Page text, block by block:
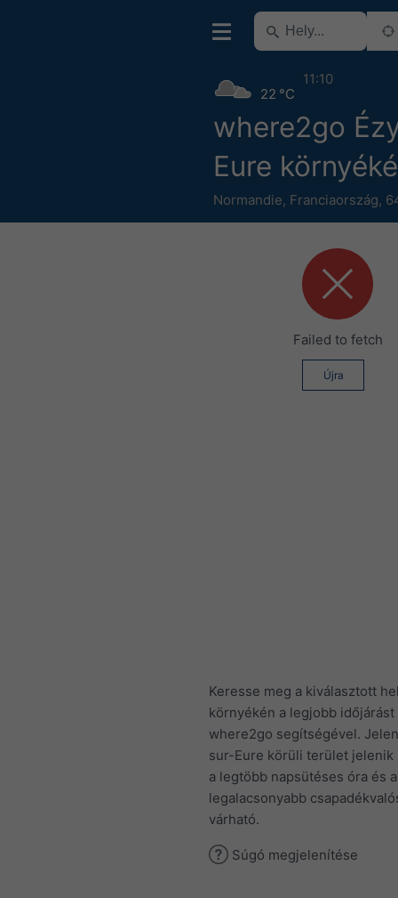
where2go
Eure
Normandie, Franciaország,
22 °C
11:10
Failed to fetch
Újra
Keresse meg a kiválasztott
környékén a legjobb időjárást
where2go segítségével.
sur-Eure körüli terület jelenik
a legtöbb napsütéses óra és a
legalacsonyabb
várható.
Súgó megjelenítése